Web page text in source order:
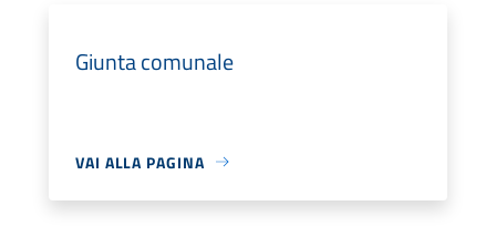
Giunta comunale
VAI ALLA PAGINA